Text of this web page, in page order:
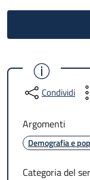
Condividi
Argomenti
Demografia e
Categoria del